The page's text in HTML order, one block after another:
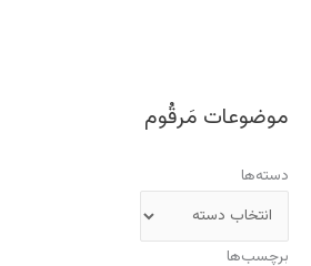
موضوعات مَرقُوم
دسته‌ها
برچسب‌ها